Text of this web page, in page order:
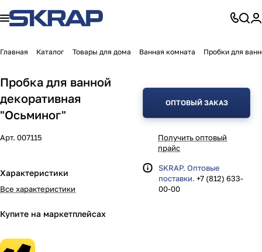
Главная Каталог Товары для дома Ванная комната Пробки для
Пробка для ванной
декоративная
"Осьминог"
Арт. 007115
Характеристики
Все характеристики
Купите на маркетплейсах
ОПТОВЫЙ ЗАКАЗ
Получить оптовый
прайс
SKRAP. Оптовые
поставки. +7 (812) 633-
00-00